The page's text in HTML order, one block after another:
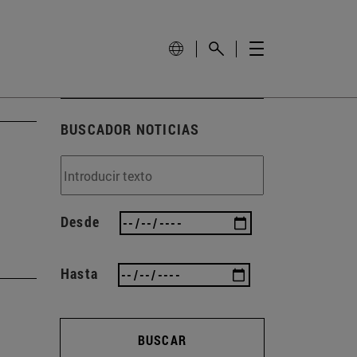
BUSCADOR NOTICIAS
Desde
Hasta
BUSCAR